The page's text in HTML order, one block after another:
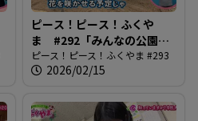
ピース！ピース！ふくや
ま #292「みんなの公園大
変身！」
ピース！ピース！ふくやま #293
2026/02/15